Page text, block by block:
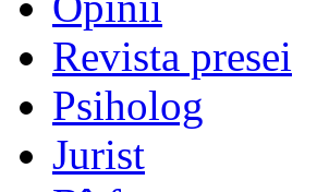
Revista presei
Psiholog
Jurist